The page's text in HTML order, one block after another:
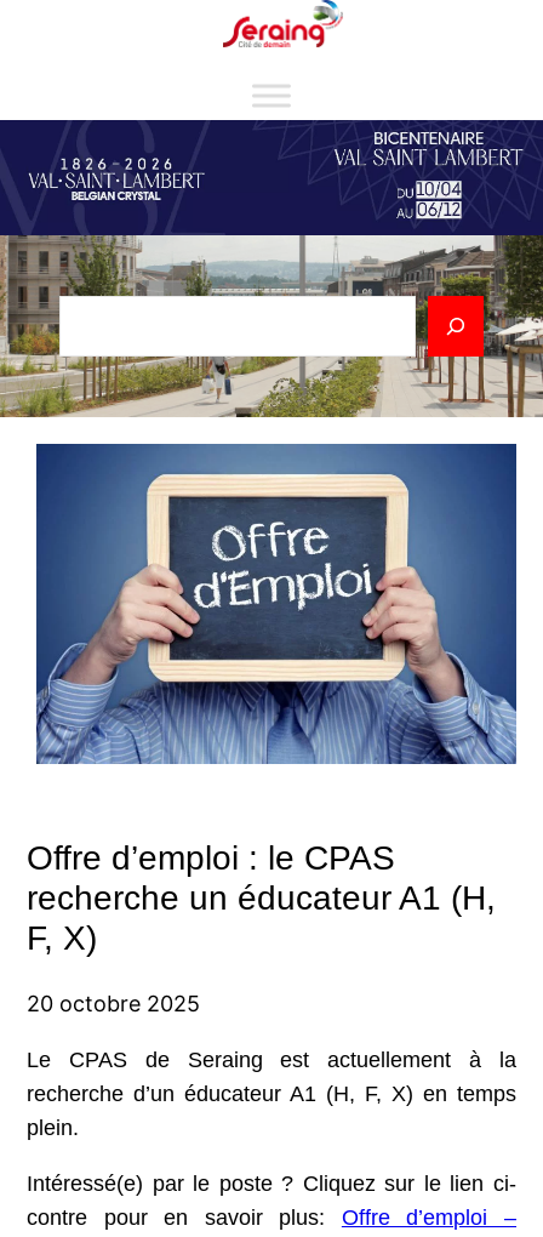
Rechercher
Offre d’emploi : le CPAS
recherche un éducateur A1 (H,
F, X)
20 octobre 2025
Le CPAS de Seraing est actuellement à la
recherche d’un éducateur A1 (H, F, X) en temps
plein.
Intéressé(e) par le poste ? Cliquez sur le lien ci-
contre pour en savoir plus: Offre d’emploi –
Cookies management panel